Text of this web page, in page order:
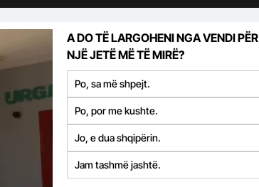
A DO TË LARGOHENI NGA VENDI PËR
NJË JETË MË TË MIRË?
Po, sa më shpejt.
Po, por me kushte.
Jo, e dua shqipërin.
Jam tashmë jashtë.